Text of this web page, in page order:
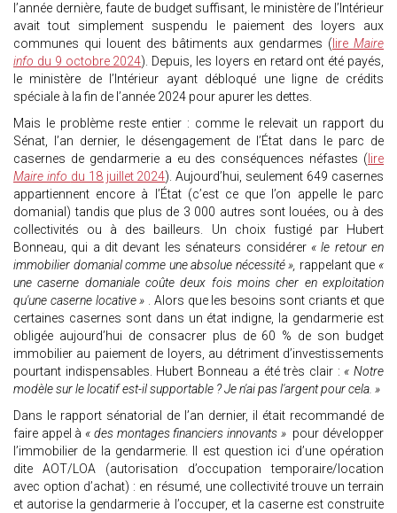
l’année dernière, faute de budget suffisant, le ministère de l’Intérieur
avait tout simplement suspendu le paiement des loyers aux
communes qui louent des bâtiments aux gendarmes ( lire Maire
info du 9 octobre 2024). Depuis, les loyers en retard ont été payés,
le ministère de l’Intérieur ayant débloqué une ligne de crédits
spéciale à la fin de l’année 2024 pour apurer les dettes.
Mais le problème reste entier : comme le relevait un rapport du
Sénat, l’an dernier, le désengagement de l’État dans le parc de
casernes de gendarmerie a eu des conséquences néfastes ( lire
Maire info du 18 juillet 2024). Aujourd’hui, seulement 649 casernes
appartiennent encore à l’État (c’est ce que l’on appelle le parc
domanial) tandis que plus de 3 000 autres sont louées, ou à des
collectivités ou à des bailleurs. Un choix fustigé par Hubert
Bonneau, qui a dit devant les sénateurs considérer « le retour en
immobilier domanial comme une absolue nécessité », rappelant que «
une caserne domaniale coûte deux fois moins cher en exploitation
qu'une caserne locative » . Alors que les besoins sont criants et que
certaines casernes sont dans un état indigne, la gendarmerie est
obligée aujourd’hui de consacrer plus de 60 % de son budget
immobilier au paiement de loyers, au détriment d’investissements
pourtant indispensables. Hubert Bonneau a été très clair : « Notre
modèle sur le locatif est-il supportable ? Je n'ai pas l'argent pour cela. »
Dans le rapport sénatorial de l’an dernier, il était recommandé de
faire appel à « des montages financiers innovants » pour développer
l’immobilier de la gendarmerie. Il est question ici d’une opération
dite AOT/LOA (autorisation d’occupation temporaire/location
avec option d’achat) : en résumé, une collectivité trouve un terrain
et autorise la gendarmerie à l’occuper, et la caserne est construite